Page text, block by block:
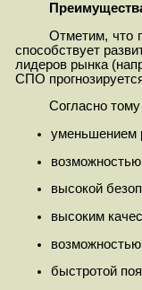
Отметим, что
способствует
лидеров рынка
СПО
Согласно
уменьшением
высокой
высоким
быстротой